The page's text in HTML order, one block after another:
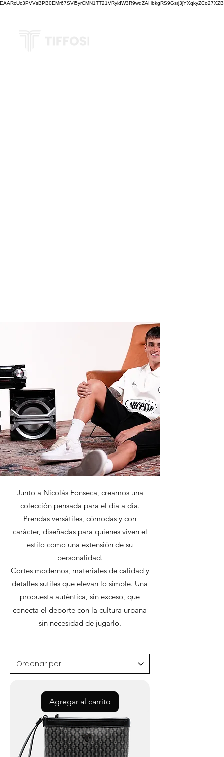
Junto a Nicolás Fonseca, creamos una
colección pensada para el día a día.
Prendas versátiles, cómodas y con
carácter, diseñadas para quienes viven el
estilo como una extensión de su
personalidad.
Cortes modernos, materiales de calidad y
detalles sutiles que elevan lo simple. Una
propuesta auténtica, sin exceso, que
conecta el deporte con la cultura urbana
sin necesidad de jugarlo.
Agregar al carrito